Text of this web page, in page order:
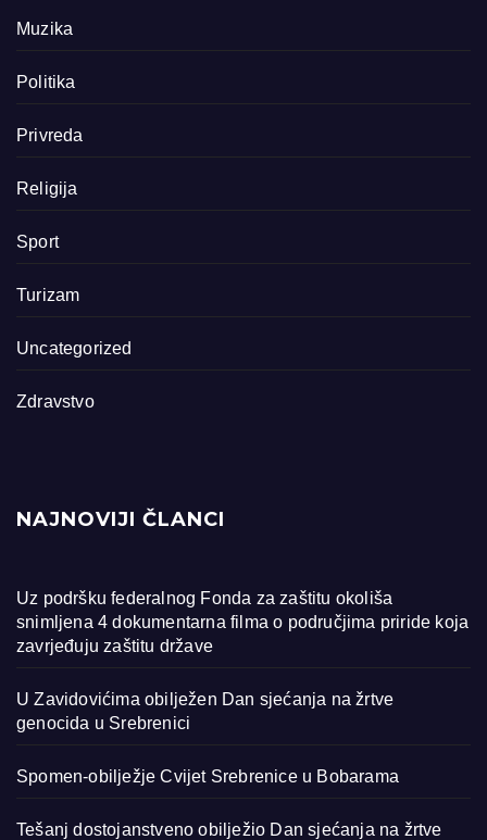
Muzika
Politika
Privreda
Religija
Sport
Turizam
Uncategorized
Zdravstvo
NAJNOVIJI ČLANCI
Uz podršku federalnog Fonda za zaštitu okoliša
snimljena 4 dokumentarna filma o područjima priride koja
zavrjeđuju zaštitu države
U Zavidovićima obilježen Dan sjećanja na žrtve
genocida u Srebrenici
Spomen-obilježje Cvijet Srebrenice u Bobarama
Tešanj dostojanstveno obilježio Dan sjećanja na žrtve